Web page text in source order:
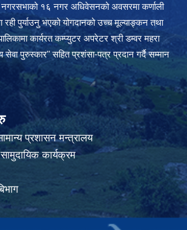
नगरसभाको १६ नगर अधिवेसनको अवसरमा कर्णाली
रही पुर्याउनु भएको योगदानको उच्च मूल्याङ्कन तथा
कार्यरत कम्प्युटर अपरेटर श्री डम्वर महरा
सेवा पुरुस्कार" सहित प्रशंसा-पत्र प्रदान गर्दै सम्मान
प्रशासन मन्त्रालय
कार्यक्रम